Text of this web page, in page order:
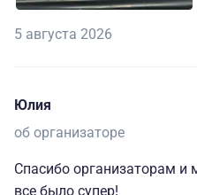
5 августа 2026
Юлия
об организаторе
Спасибо организаторам и
все было супер!